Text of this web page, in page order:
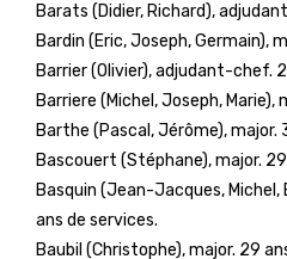
Barats (Didier, Richard),
Bardin (Eric, Joseph, Germain),
Barrier (Olivier), adjudant-chef.
Barriere (Michel, Joseph, Marie),
Barthe (Pascal, Jérôme), major.
Bascouert (Stéphane), major.
Basquin (Jean-Jacques,
ans de services.
Baubil (Christophe), major. 29